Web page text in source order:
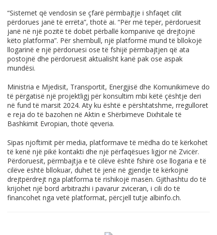
“Sistemet që vendosin se çfarë përmbajtje i shfaqet cilit
përdorues janë të errëta”, thotë ai. “Për më tepër, përdoruesit
janë në një pozitë të dobët përballë kompanive që drejtojnë
këto platforma”. Për shembull, një platformë mund të bllokojë
llogarinë e një përdoruesi ose të fshijë përmbajtjen që ata
postojnë dhe përdoruesit aktualisht kanë pak ose aspak
mundësi.
Ministria e Mjedisit, Transportit, Energjisë dhe Komunikimeve do
të përgatisë një projektligj për konsultim mbi këtë çështje deri
në fund të marsit 2024. Aty ku është e përshtatshme, rregulloret
e reja do të bazohen në Aktin e Shërbimeve Dixhitale të
Bashkimit Evropian, thotë qeveria.
Sipas njoftimit për media, platformave të mëdha do të kërkohet
të kenë një pikë kontakti dhe një përfaqësues ligjor në Zvicër.
Përdoruesit, përmbajtja e të cilëve është fshirë ose llogaria e të
cilëve është bllokuar, duhet të jenë në gjendje të kërkojnë
drejtpërdrejt nga platforma të rishikojë masën. Gjithashtu do të
krijohet një bord arbitrazhi i pavarur zviceran, i cili do të
financohet nga vetë platformat, përcjell tutje albinfo.ch.